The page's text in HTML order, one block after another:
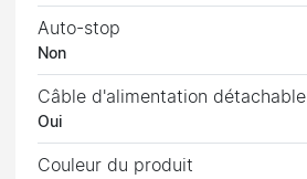
Auto-stop
Non
Câble d'alimentation détachable
Oui
Couleur du produit